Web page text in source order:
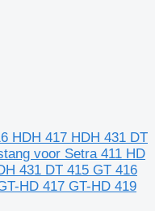
HDH 417 HDH 431 DT
voor Setra 411 HD
431 DT 415 GT 416
HD 417 GT-HD 419